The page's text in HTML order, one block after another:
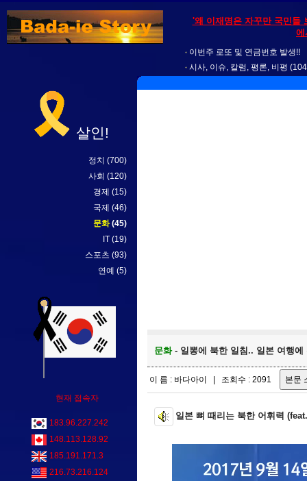
'왜 이재명은 자꾸만 국민들
에
이번주 로또 및 연금번호 발생!!
시사, 이슈, 칼럼, 평론, 비평
살인!
정치 (700)
사회 (120)
경제 (15)
국제 (46)
문화 (45)
IT (19)
스포츠 (93)
연예 (5)
현재 접속자
183.96.227.242
148.113.128.92
185.191.171.3
216.73.216.124
문화- 일뽕에 북한 일침.. 일본 여행에
이 름 : 바다아이 | 조회수 : 2091
일본 뼈 때리는 북한 어휘력